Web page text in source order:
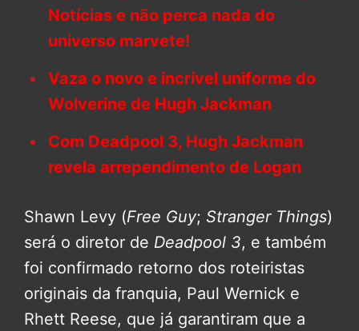
Notícias e não perca nada do
universo marvete!
Vaza o novo e incrível uniforme do
Wolverine de Hugh Jackman
Com Deadpool 3, Hugh Jackman
revela arrependimento de Logan
Shawn Levy (Free Guy; Stranger Things)
será o diretor de Deadpool 3, e também
foi confirmado retorno dos roteiristas
originais da franquia, Paul Wernick e
Rhett Reese, que já garantiram que a